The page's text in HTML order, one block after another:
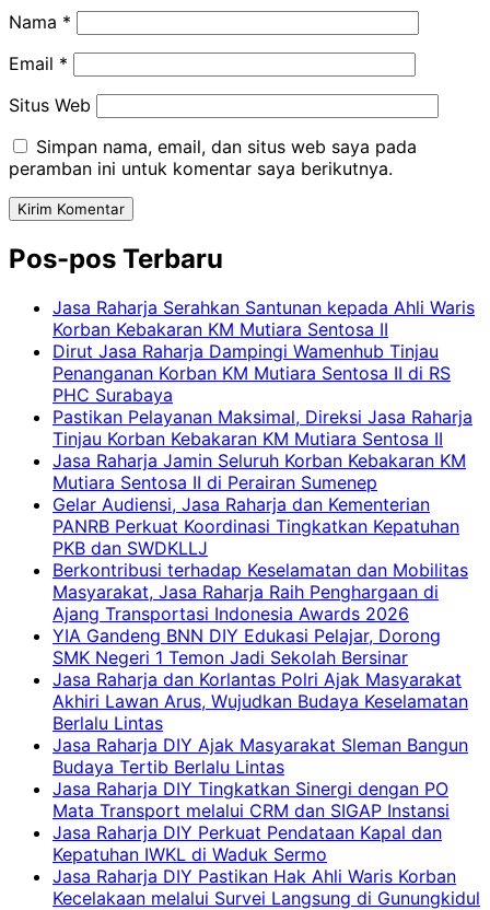
Nama *
Email *
Situs Web
Simpan nama, email, dan situs web saya pada
peramban ini untuk komentar saya berikutnya.
Pos-pos Terbaru
Jasa Raharja Serahkan Santunan kepada Ahli Waris
Korban Kebakaran KM Mutiara Sentosa II
Dirut Jasa Raharja Dampingi Wamenhub Tinjau
Penanganan Korban KM Mutiara Sentosa II di RS
PHC Surabaya
Pastikan Pelayanan Maksimal, Direksi Jasa Raharja
Tinjau Korban Kebakaran KM Mutiara Sentosa II
Jasa Raharja Jamin Seluruh Korban Kebakaran KM
Mutiara Sentosa II di Perairan Sumenep
Gelar Audiensi, Jasa Raharja dan Kementerian
PANRB Perkuat Koordinasi Tingkatkan Kepatuhan
PKB dan SWDKLLJ
Berkontribusi terhadap Keselamatan dan Mobilitas
Masyarakat, Jasa Raharja Raih Penghargaan di
Ajang Transportasi Indonesia Awards 2026
YIA Gandeng BNN DIY Edukasi Pelajar, Dorong
SMK Negeri 1 Temon Jadi Sekolah Bersinar
Jasa Raharja dan Korlantas Polri Ajak Masyarakat
Akhiri Lawan Arus, Wujudkan Budaya Keselamatan
Berlalu Lintas
Jasa Raharja DIY Ajak Masyarakat Sleman Bangun
Budaya Tertib Berlalu Lintas
Jasa Raharja DIY Tingkatkan Sinergi dengan PO
Mata Transport melalui CRM dan SIGAP Instansi
Jasa Raharja DIY Perkuat Pendataan Kapal dan
Kepatuhan IWKL di Waduk Sermo
Jasa Raharja DIY Pastikan Hak Ahli Waris Korban
Kecelakaan melalui Survei Langsung di Gunungkidul